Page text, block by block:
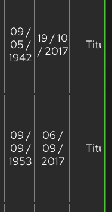
09 /
05 /
1942
19 / 10
/ 2017
09 /
09 /
1953
06 /
09 /
2017